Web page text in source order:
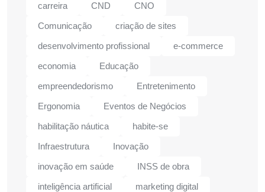
carreira
CND
CNO
Comunicação
criação de sites
desenvolvimento profissional
e-commerce
economia
Educação
empreendedorismo
Entretenimento
Ergonomia
Eventos de Negócios
habilitação náutica
habite-se
Infraestrutura
Inovação
inovação em saúde
INSS de obra
inteligência artificial
marketing digital